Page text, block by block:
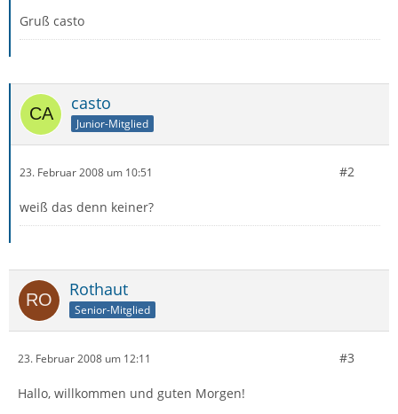
Gruß casto
casto
Junior-Mitglied
23. Februar 2008 um 10:51 #2
weiß das denn keiner?
Rothaut
Senior-Mitglied
23. Februar 2008 um 12:11 #3
Hallo, willkommen und guten Morgen!